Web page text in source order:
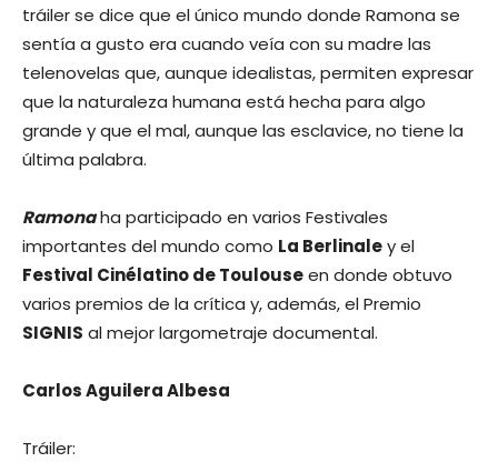
tráiler se dice que el único mundo donde Ramona se
sentía a gusto era cuando veía con su madre las
telenovelas que, aunque idealistas, permiten expresar
que la naturaleza humana está hecha para algo
grande y que el mal, aunque las esclavice, no tiene la
última palabra.
Ramonaha participado en varios Festivales
importantes del mundo como La Berlinaley el
Festival Cinélatino de Toulouseen donde obtuvo
varios premios de la crítica y, además, el Premio
SIGNIS al mejor largometraje documental.
Carlos Aguilera Albesa
Tráiler: